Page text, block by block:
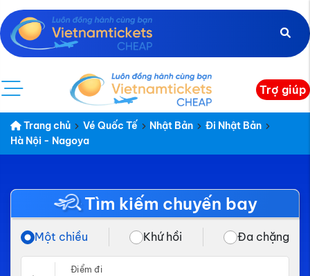
Trợ giúp
Trang chủ Vé Quốc Tế Nhật Bản
Đi Nhật Bản
Hà Nội - Nagoya
Tìm kiếm chuyến bay
Một chiều Khứ hồi Đa chặng
Điểm đi